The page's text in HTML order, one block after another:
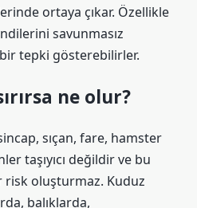
ortaya çıkar. Özellikle
savunmasız
tepki gösterebilirler.
ne olur?
sıçan, fare, hamster
taşıyıcı değildir ve bu
risk oluşturmaz. Kuduz
balıklarda,